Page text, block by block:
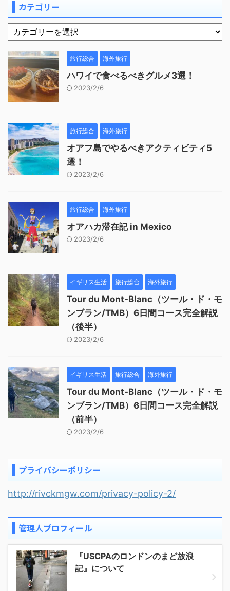
カテゴリー
旅行総合 海外旅行
ハワイで食べるべきグルメ3選！
2023/2/6
旅行総合 海外旅行
オアフ島でやるべきアクティビティ5
選！
2023/2/6
旅行総合 海外旅行
オアハカ滞在記 in Mexico
2023/2/6
イギリス生活 旅行総合 海外旅行
Tour du Mont-Blanc（ツール・ド・モ
ンブラン/TMB）6日間コース完全解説
（後半）
2023/2/6
イギリス生活 旅行総合 海外旅行
Tour du Mont-Blanc（ツール・ド・モ
ンブラン/TMB）6日間コース完全解説
（前半）
2023/2/6
プライバシーポリシー
http://rivckmgw.com/privacy-policy-2/
管理人プロフィール
『USCPAのロンドンのまど放浪
記』について